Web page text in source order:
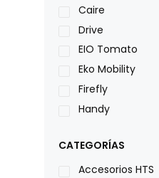
Caire
Drive
EIO Tomato
Eko Mobility
Firefly
Handy
Leggero
Lumex
CATEGORÍAS
Accesorios HTS